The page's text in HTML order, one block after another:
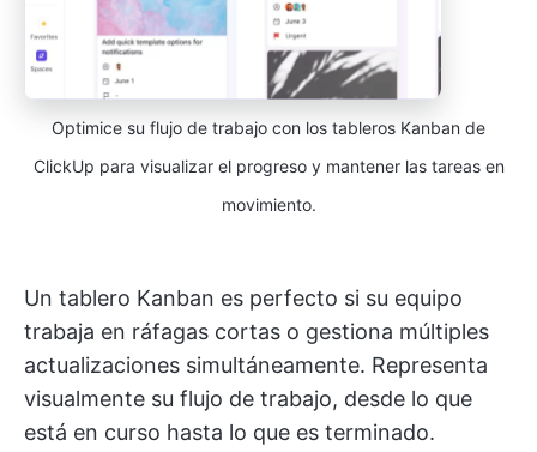
Optimice su flujo de trabajo con los tableros Kanban de
ClickUp para visualizar el progreso y mantener las tareas en
movimiento.
Un tablero Kanban es perfecto si su equipo
trabaja en ráfagas cortas o gestiona múltiples
actualizaciones simultáneamente. Representa
visualmente su flujo de trabajo, desde lo que
está en curso hasta lo que es terminado.